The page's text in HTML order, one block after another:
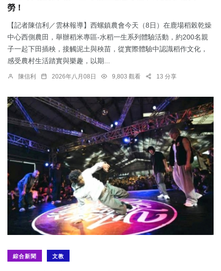
勞！
【記者陳信利／雲林報導】西螺鎮農會今天（8日）在鹿場稻榖乾燥
中心西側農田，舉辦稻米專區-水稻一生系列體驗活動，約200名親
子一起下田插秧，接觸泥土與秧苗，從實際體驗中認識稻作文化，
感受農村生活踏實與樂趣，以期...
陳信利 2026年八月08日 9,803 觀看 13 分享
綜合新聞 文教